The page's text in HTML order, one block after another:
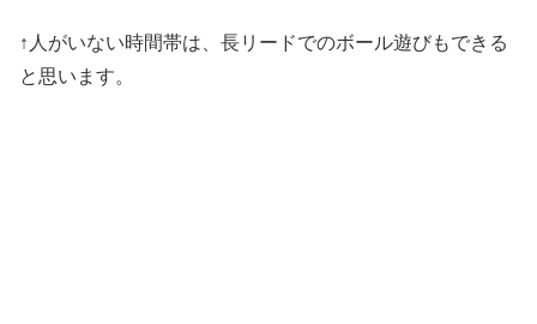
↑人がいない時間帯は、長リードでのボール遊びもできる
と思います。